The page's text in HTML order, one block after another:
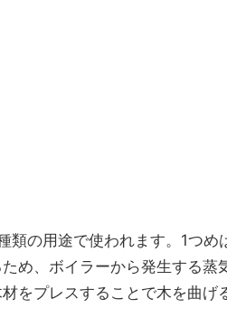
類の用途で使われます。1つめ
め、ボイラーから発生する蒸
をプレスすることで木を曲げ